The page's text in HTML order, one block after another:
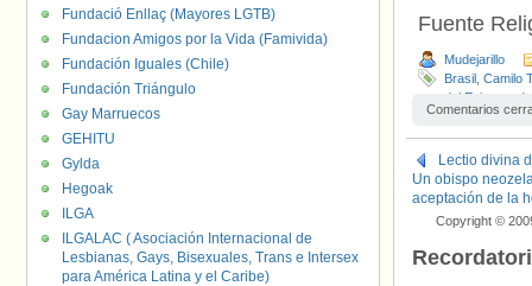
Fuente
Mudejarillo
Brasil Camilo
del
Oscar Arnulfo
Comentarios
Lectio divina
Un obispo
aceptación de la
Copyright ©
Fundació Enllaç (Mayores LGTB)
Fundacion Amigos por la Vida (Famivida)
Fundación Iguales (Chile)
Fundación Triángulo
Gay Marruecos
GEHITU
Gylda
Hegoak
ILGA
ILGALAC ( Asociación Internacional de
Lesbianas, Gays, Bisexuales, Trans e Intersex
para América Latina y el Caribe)